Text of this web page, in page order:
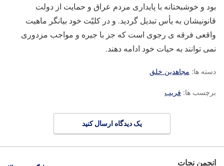
بود و خوشبختانه با پایداری مردم عراق و حمایت از دولت
قانونی‎شان به یأس تبدیل گردید. و در کلیّت خود بیانگر ماهیت
واقعی فرقه ‎ی رجوی است که جز با جیره و مواجب مزدوری
نمی ‎توانند به حیات خود ادامه دهند.
دسته ها: مجاهدین خلق
برچسب ها: فریب
یک دیدگاه ارسال کنید
انجمن نجات